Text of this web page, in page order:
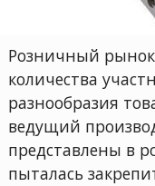
Розничный
количества
разнообразия
ведущий
представлены в
пыталась